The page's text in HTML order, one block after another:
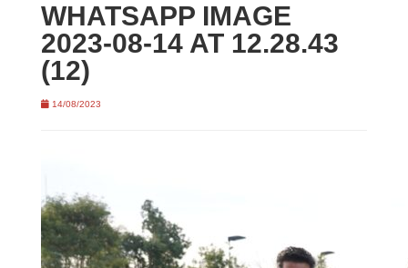
WHATSAPP IMAGE
2023-08-14 AT 12.28.43
(12)
14/08/2023